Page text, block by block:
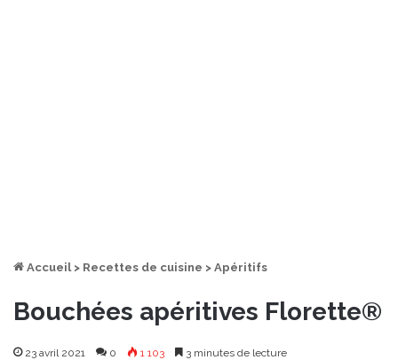
Accueil > Recettes de cuisine > Apéritifs
Bouchées apéritives Florette®
23 avril 2021 0 1 103 3 minutes de lecture